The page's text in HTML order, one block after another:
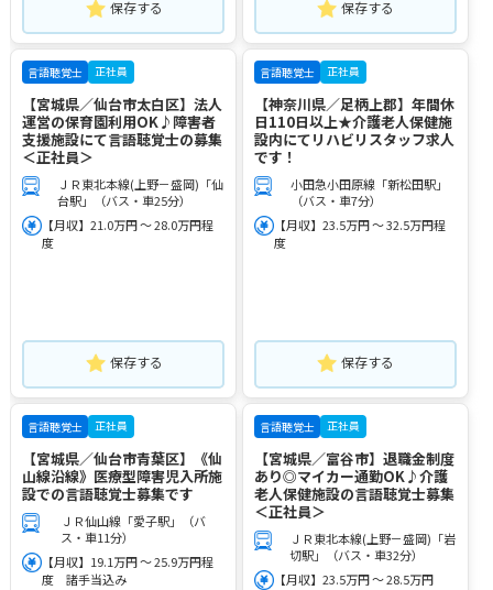
保存する 保存する
言語聴覚士 正社員
【宮城県／仙台市太白区】法人
運営の保育園利用OK♪障害者
支援施設にて言語聴覚士の募集
＜正社員＞
ＪＲ東北本線(上野－盛岡)「仙
台駅」（バス・車25分）
【月収】21.0万円 ～ 28.0万円程
度
保存する
言語聴覚士 正社員
【神奈川県／足柄上郡】年間休
日110日以上★介護老人保健施
設内にてリハビリスタッフ求人
です！
小田急小田原線「新松田駅」
（バス・車7分）
【月収】23.5万円 ～ 32.5万円程
度
保存する
言語聴覚士 正社員
【宮城県／仙台市青葉区】《仙
山線沿線》医療型障害児入所施
設での言語聴覚士募集です
ＪＲ仙山線「愛子駅」（バ
ス・車11分）
【月収】19.1万円 ～ 25.9万円程
度 諸手当込み
言語聴覚士 正社員
【宮城県／富谷市】退職金制度
あり◎マイカー通勤OK♪介護
老人保健施設の言語聴覚士募集
＜正社員＞
ＪＲ東北本線(上野－盛岡)「岩
切駅」（バス・車32分）
【月収】23.5万円 ～ 28.5万円